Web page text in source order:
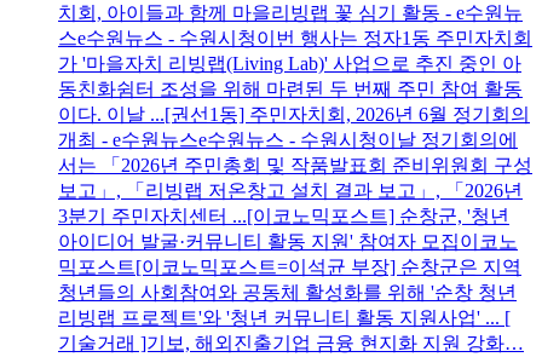
치회, 아이들과 함께 마을리빙랩 꽃 심기 활동 - e수원뉴
스e수원뉴스 - 수원시청이번 행사는 정자1동 주민자치회
가 '마을자치 리빙랩(Living Lab)' 사업으로 추진 중인 아
동친화쉼터 조성을 위해 마련된 두 번째 주민 참여 활동
이다. 이날 ...[권선1동] 주민자치회, 2026년 6월 정기회의
개최 - e수원뉴스e수원뉴스 - 수원시청이날 정기회의에
서는 「2026년 주민총회 및 작품발표회 준비위원회 구성
보고」, 「리빙랩 저온창고 설치 결과 보고」, 「2026년
3분기 주민자치센터 ...[이코노믹포스트] 순창군, '청년
아이디어 발굴·커뮤니티 활동 지원' 참여자 모집이코노
믹포스트[이코노믹포스트=이석균 부장] 순창군은 지역
청년들의 사회참여와 공동체 활성화를 위해 '순창 청년
리빙랩 프로젝트'와 '청년 커뮤니티 활동 지원사업' ... [
기술거래 ]기보, 해외진출기업 금융 현지화 지원 강화…